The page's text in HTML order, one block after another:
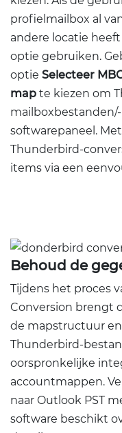
profielmailbox al
andere locatie
optie gebruiken.
optie Selecteer
map te kiezen om
softwarepaneel.
Thunderbird-
items via een
Behoud de
Tijdens het proces
Conversion brengt
de mapstructuur
Thunderbird-
oorspronkelijke
accountmappen.
naar Outlook PST
software beschikt